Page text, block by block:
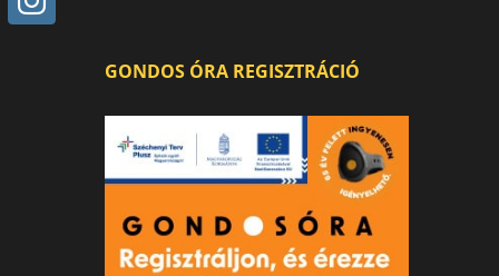
GONDOS ÓRA REGISZTRÁCIÓ